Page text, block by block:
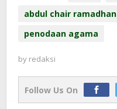
abdul chair ramadhan
penodaan agama
by redaksi
Follow Us On